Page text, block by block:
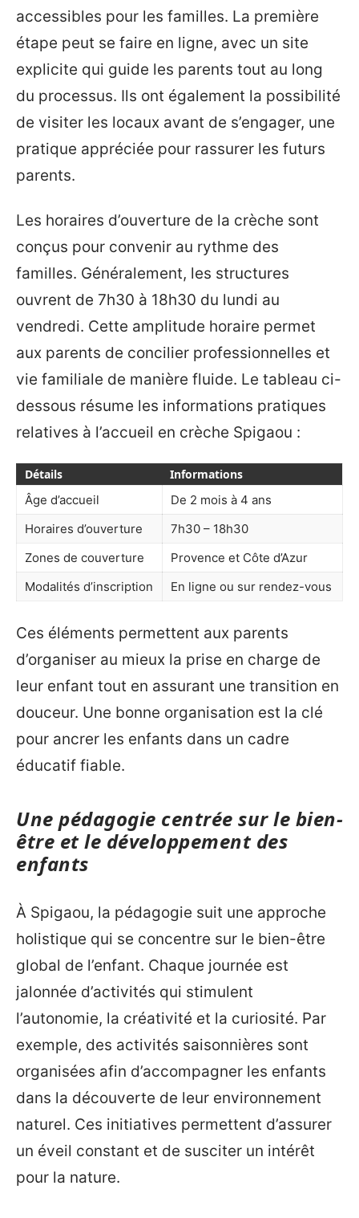
accessibles pour les familles. La première
étape peut se faire en ligne, avec un site
explicite qui guide les parents tout au long
du processus. Ils ont également la possibilité
de visiter les locaux avant de s’engager, une
pratique appréciée pour rassurer les futurs
parents.
Les horaires d’ouverture de la crèche sont
conçus pour convenir au rythme des
familles. Généralement, les structures
ouvrent de 7h30 à 18h30 du lundi au
vendredi. Cette amplitude horaire permet
aux parents de concilier professionnelles et
vie familiale de manière fluide. Le tableau ci-
dessous résume les informations pratiques
relatives à l’accueil en crèche Spigaou :
Détails
Informations
Âge d’accueil
De 2 mois à 4 ans
Horaires d’ouverture
7h30 – 18h30
Zones de couverture
Provence et Côte d’Azur
Modalités d’inscription
En ligne ou sur rendez-vous
Ces éléments permettent aux parents
d’organiser au mieux la prise en charge de
leur enfant tout en assurant une transition en
douceur. Une bonne organisation est la clé
pour ancrer les enfants dans un cadre
éducatif fiable.
Une pédagogie centrée sur le bien-
être et le développement des
enfants
À Spigaou, la pédagogie suit une approche
holistique qui se concentre sur le bien-être
global de l’enfant. Chaque journée est
jalonnée d’activités qui stimulent
l’autonomie, la créativité et la curiosité. Par
exemple, des activités saisonnières sont
organisées afin d’accompagner les enfants
dans la découverte de leur environnement
naturel. Ces initiatives permettent d’assurer
un éveil constant et de susciter un intérêt
pour la nature.